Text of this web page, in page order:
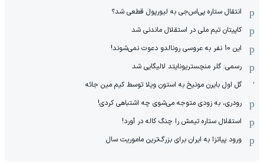
انتقال ستاره پی‌اس‌جی به لیورپول قطعی شد؟
کاپیتان تیم ملی در استقلال ماندنی شد
این 10 نفر به عروسی رونالدو دعوت نمی‌شوند!
رسمی: گلر منچستریونایتد لالیگایی شد
گل اول بایرن مونیخ به استون ویلا توسط کیم مین جائه
رودری، به زودی متوجه می‌شوی چه اشتباهی کردی!
استقلال ستاره تیمش را چنگ کاله در آورد!
ورود پیاتزا به ایران برای بزرگ‌ترین ماموریت سال